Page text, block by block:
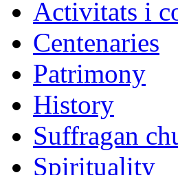
Activitats i
Centenaries
Patrimony
History
Suffragan
Spirituality